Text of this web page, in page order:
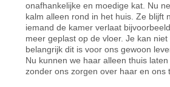
onafhankelijke en moedige kat. Nu
kalm alleen rond in het huis. Ze blijft
iemand de kamer verlaat
meer geplast op de vloer. Je kan niet
belangrijk dit is voor ons gewoon
Nu kunnen we haar alleen thuis
zonder ons zorgen over haar en ons